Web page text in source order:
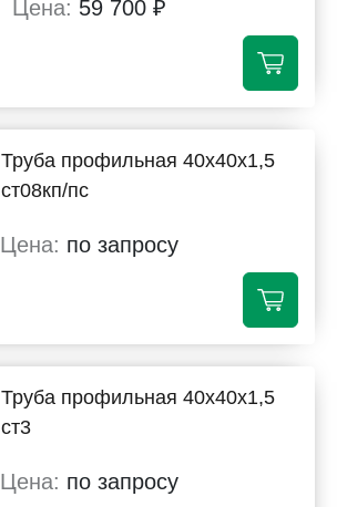
59 700 ₽
Труба профильная 40х40х1,5
ст08кп/пс
по запросу
Труба профильная 40х40х1,5
ст3
по запросу